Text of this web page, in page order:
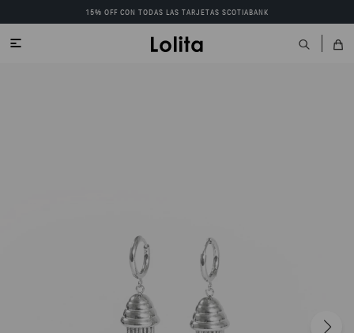
15% OFF CON TODAS LAS TARJETAS SCOTIABANK
